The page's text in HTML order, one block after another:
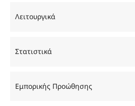
Λειτουργικά
Στατιστικά
Εμπορικής Προώθησης